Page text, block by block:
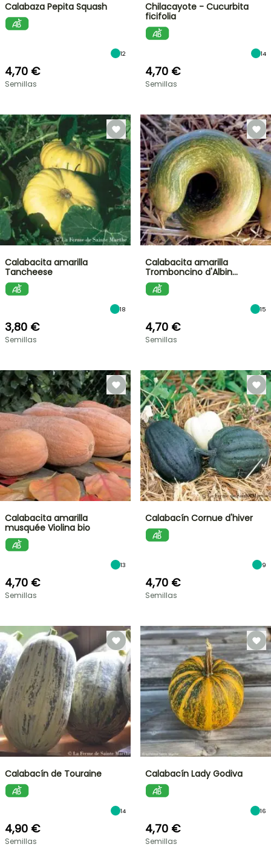
Calabaza Pepita Squash
12
4,70 €
Semillas
Chilacayote - Cucurbita
ficifolia
14
4,70 €
Semillas
Calabacita amarilla
Tancheese
18
3,80 €
Semillas
Calabacita amarilla
Tromboncino d'Albin…
15
4,70 €
Semillas
Calabacita amarilla
musquée Violina bio
13
4,70 €
Semillas
Calabacín Cornue d'hiver
9
4,70 €
Semillas
Calabacín de Touraine
14
4,90 €
Semillas
Calabacín Lady Godiva
16
4,70 €
Semillas